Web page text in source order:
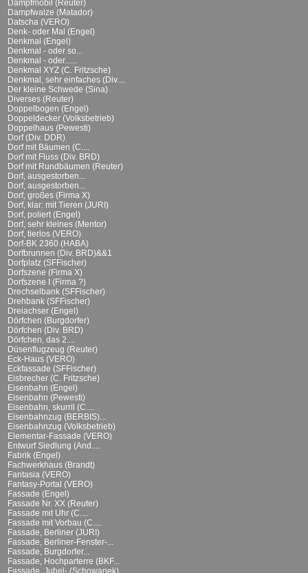
Dampfmobil (Reuter)
Dampfwalze (Matador)
Datscha (VERO)
Denk- oder Mal (Engel)
Denkmal (Engel)
Denkmal - oder so...
Denkmal - oder......
Denkmal XYZ (C. Fritzsche)
Denkmal, sehr einfaches (Div....
Der kleine Schwede (Sina)
Diverses (Reuter)
Doppelbogen (Engel)
Doppeldecker (Volksbetrieb)
Doppelhaus (Pewesti)
Dorf (Div. DDR)
Dorf mit Bäumen (C....
Dorf mit Fluss (Div. BRD)
Dorf mit Rundbäumen (Reuter)
Dorf, ausgestorben...
Dorf, ausgestorben...
Dorf, großes (Firma X)
Dorf, klar: mit Tieren (JURI)
Dorf, poliert (Engel)
Dorf, sehr kleines (Mentor)
Dorf, tierlos (VERO)
Dorf-BK 2360 (HABA)
Dorfbrunnen (Div. BRD)&&1
Dorfplatz (SFFischer)
Dorfszene (Firma X)
Dorfszene I (Firma ?)
Drechselbank (SFFischer)
Drehbank (SFFischer)
Dreiachser (Engel)
Dörfchen (Burgdorfer)
Dörfchen (Div. BRD)
Dörfchen, das 2....
Düsenflugzeug (Reuter)
Eck-Haus (VERO)
Eckfassade (SFFischer)
Eisbrecher (C. Fritzsche)
Eisenbahn (Engel)
Eisenbahn (Pewesti)
Eisenbahn, skurril (C....
Eisenbahnzug (BERBIS)...
Eisenbahnzug (Volksbetrieb)
Elementar-Fassade (VERO)
Entwurf Siedlung (And....
Fabrik (Engel)
Fachwerkhaus (Brandt)
Fantasia (VERO)
Fantasy-Portal (VERO)
Fassade (Engel)
Fassade Nr. XX (Reuter)
Fassade mit Uhr (C....
Fassade mit Vorbau (C....
Fassade, Berliner (JURI)
Fassade, Berliner-Fenster-...
Fassade, Burgdorfer...
Fassade, Hochparterre (BKF...
Fassade, Jubel- (Schowanek)